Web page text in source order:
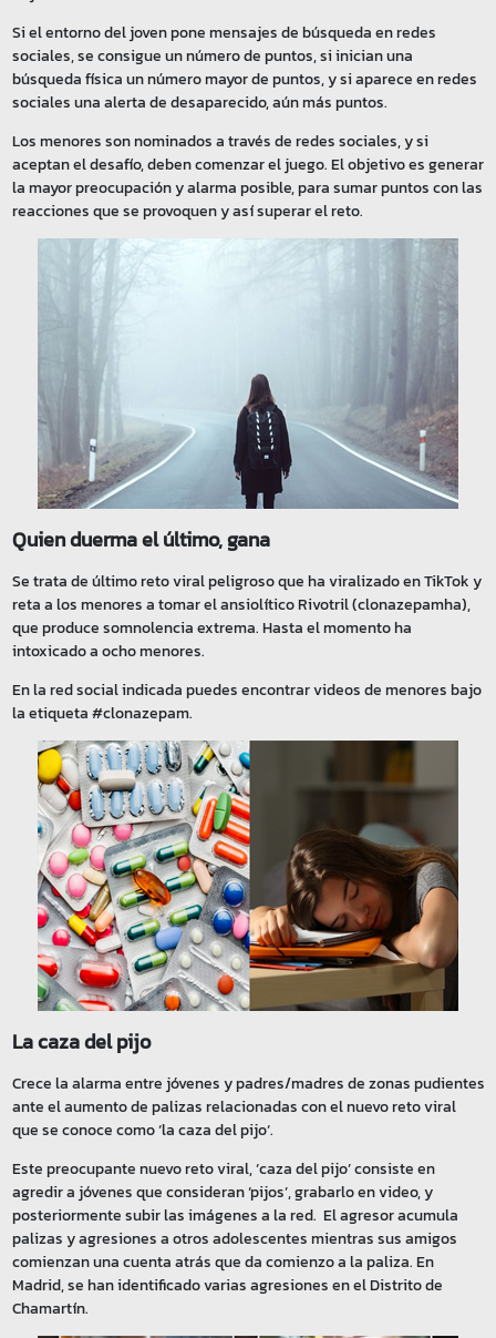
Si el entorno del joven pone mensajes de búsqueda en redes
sociales, se consigue un número de puntos, si inician una
búsqueda física un número mayor de puntos, y si aparece en redes
sociales una alerta de desaparecido, aún más puntos.
Los menores son nominados a través de redes sociales, y si
aceptan el desafío, deben comenzar el juego. El objetivo es generar
la mayor preocupación y alarma posible, para sumar puntos con las
reacciones que se provoquen y así superar el reto.
Quien duerma el último, gana
Se trata de último reto viral peligroso que ha viralizado en TikTok y
reta a los menores a tomar el ansiolítico Rivotril (clonazepamha),
que produce somnolencia extrema. Hasta el momento ha
intoxicado a ocho menores.
En la red social indicada puedes encontrar videos de menores bajo
la etiqueta #clonazepam.
La caza del pijo
Crece la alarma entre jóvenes y padres/madres de zonas pudientes
ante el aumento de palizas relacionadas con el nuevo reto viral
que se conoce como ‘la caza del pijo‘.
Este preocupante nuevo reto viral, ‘caza del pijo’ consiste en
agredir a jóvenes que consideran ‘pijos’, grabarlo en video, y
posteriormente subir las imágenes a la red. El agresor acumula
palizas y agresiones a otros adolescentes mientras sus amigos
comienzan una cuenta atrás que da comienzo a la paliza. En
Madrid, se han identificado varias agresiones en el Distrito de
Chamartín.